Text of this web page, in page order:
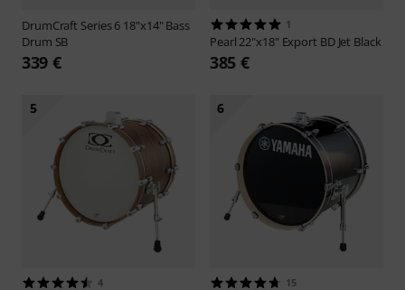
DrumCraft Series 6 18"x14" Bass
Drum SB
339 €
1
Pearl22"x18" Export BD Jet Black
385 €
5
4
6
15